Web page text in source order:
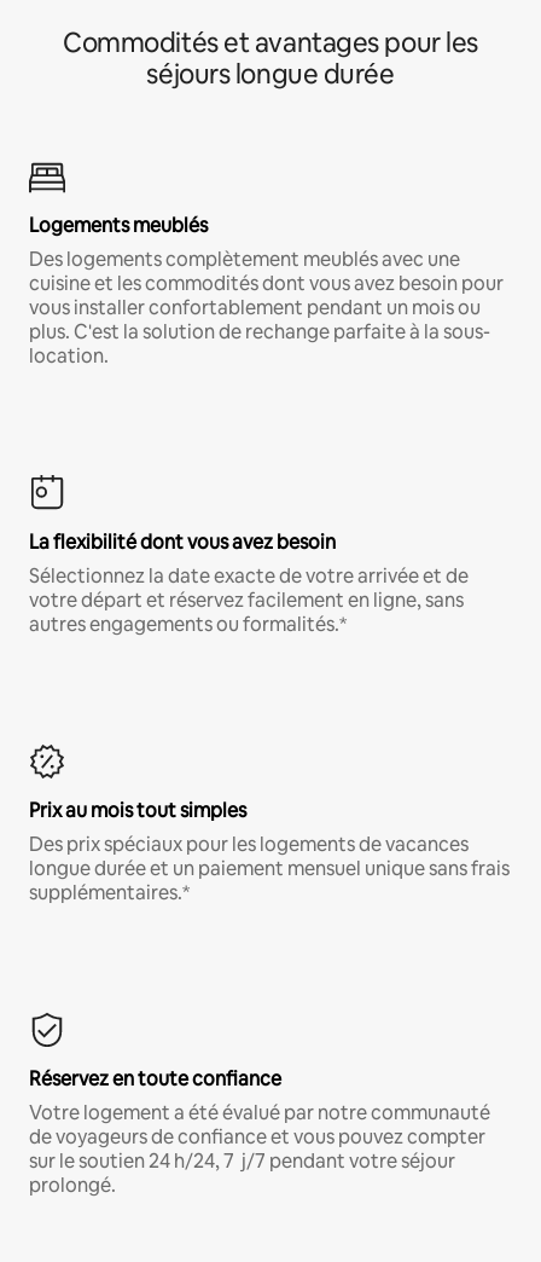
Commodités et avantages pour les
séjours longue durée
Logements meublés
Des logements complètement meublés avec une
cuisine et les commodités dont vous avez besoin pour
vous installer confortablement pendant un mois ou
plus. C'est la solution de rechange parfaite à la sous-
location.
La flexibilité dont vous avez besoin
Sélectionnez la date exacte de votre arrivée et de
votre départ et réservez facilement en ligne, sans
autres engagements ou formalités.*
Prix au mois tout simples
Des prix spéciaux pour les logements de vacances
longue durée et un paiement mensuel unique sans frais
supplémentaires.*
Réservez en toute confiance
Votre logement a été évalué par notre communauté
de voyageurs de confiance et vous pouvez compter
sur le soutien 24 h/24, 7 j/7 pendant votre séjour
prolongé.